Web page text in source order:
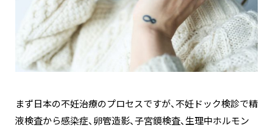
まず日本の不妊治療のプロセスですが、不妊ドック検診で精
液検査から感染症、卵管造影、子宮鏡検査、生理中ホルモン